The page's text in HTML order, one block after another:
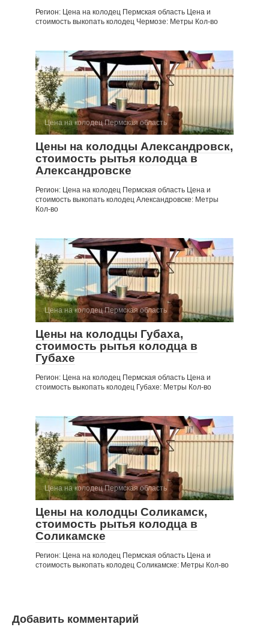
Регион: Цена на колодец Пермская область Цена и
стоимость выкопать колодец Чермозе: Метры Кол-во
Цена на колодец Пермская область
Цены на колодцы Александровск,
стоимость рытья колодца в
Александровске
Регион: Цена на колодец Пермская область Цена и
стоимость выкопать колодец Александровске: Метры
Кол-во
Цена на колодец Пермская область
Цены на колодцы Губаха,
стоимость рытья колодца в
Губахе
Регион: Цена на колодец Пермская область Цена и
стоимость выкопать колодец Губахе: Метры Кол-во
Цена на колодец Пермская область
Цены на колодцы Соликамск,
стоимость рытья колодца в
Соликамске
Регион: Цена на колодец Пермская область Цена и
стоимость выкопать колодец Соликамске: Метры Кол-во
Добавить комментарий